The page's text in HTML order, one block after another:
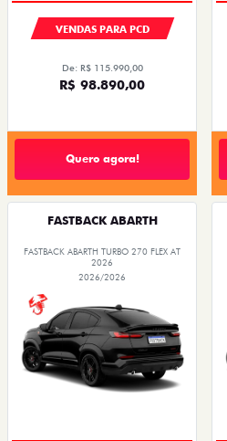
VENDAS PARA PCD
De: R$ 115.990,00
R$ 98.890,00
Quero agora!
FASTBACK ABARTH
FASTBACK ABARTH TURBO 270 FLEX AT
2026
2026/2026